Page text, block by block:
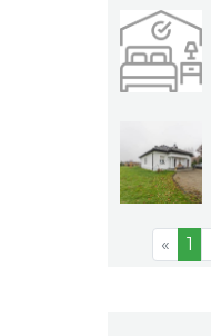
« 1